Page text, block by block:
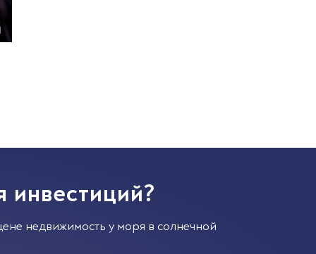
недвижимость у моря в солнечной